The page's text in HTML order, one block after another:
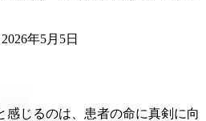
2026年5月5日
感じるのは、患者の命に真剣に向